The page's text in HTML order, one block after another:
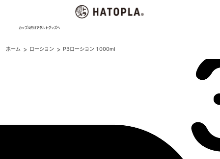
カップル向けアダルトグッズへ
ホーム > ローション > P3ローション 1000ml